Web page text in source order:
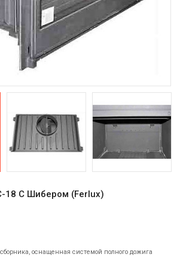
18 С Шибером (Ferlux)
оснащенная системой полного дожига